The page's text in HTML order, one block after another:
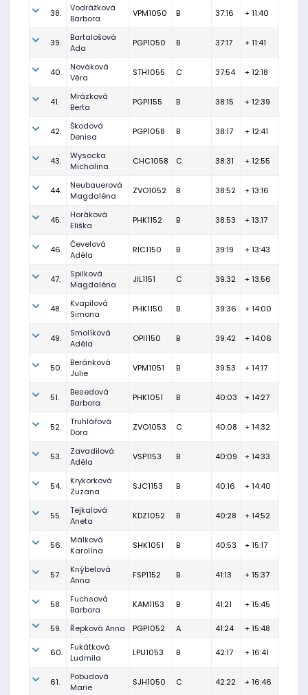
38.
Vodrážková
Barbora
VPM1050 B 37:16 + 11:40
39.
Bartalošová
Ada
PGP1050 B 37:17 + 11:41
40.
Nováková
Věra
STH1055 C 37:54 + 12:18
41.
Mrázková
Berta
PGP1155 B 38:15 + 12:39
42.
Škodová
Denisa
PGP1058 B 38:17 + 12:41
43.
Wysocka
Michalina
CHC1058 C 38:31 + 12:55
44.
Neubauerová
Magdaléna
ZVO1052 B 38:52 + 13:16
45.
Horáková
Eliška
PHK1152 B 38:53 + 13:17
46.
Čevelová
Adéla
RIC1150 B 39:19 + 13:43
47.
Spilková
Magdaléna
JIL1151 C 39:32 + 13:56
48.
Kvapilová
Simona
PHK1150 B 39:36 + 14:00
49.
Smolíková
Adéla
OPI1150 B 39:42 + 14:06
50.
Beránková
Julie
VPM1051 B 39:53 + 14:17
51.
Besedová
Barbora
PHK1051 B 40:03 + 14:27
52.
Truhlářová
Dora
ZVO1053 C 40:08 + 14:32
53.
Zavadilová
Adéla
VSP1153 B 40:09 + 14:33
54.
Krykorková
Zuzana
SJC1153 B 40:16 + 14:40
55.
Tejkalová
Aneta
KDZ1052 B 40:28 + 14:52
56.
Málková
Karolína
SHK1051 B 40:53 + 15:17
57.
Knýbelová
Anna
FSP1152 B 41:13 + 15:37
58.
Fuchsová
Barbora
KAM1153 B 41:21 + 15:45
59. Řepková Anna PGP1052 A 41:24 + 15:48
60.
Fukátková
Ludmila
LPU1053 B 42:17 + 16:41
61.
Pobudová
Marie
SJH1050 C 42:22 + 16:46